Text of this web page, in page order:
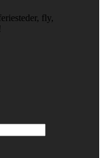
fly,